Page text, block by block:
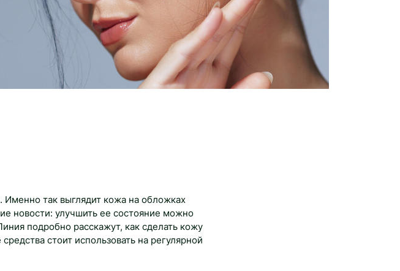
так выглядит кожа на обложках
новости: улучшить ее состояние можно
подробно расскажут, как сделать кожу
стоит использовать на регулярной